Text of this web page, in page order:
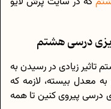
ریزی درسی هشتم
تاثیر زیادی در رسیدن به
معدل بیسته، لازمه که
درسی پیروی کنین تا همه